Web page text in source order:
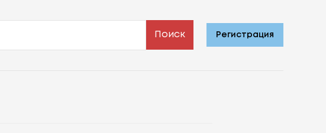
Поиск Регистрация